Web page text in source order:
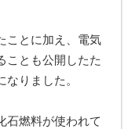
ことに加え、電気
ことも公開したた
りました。
石燃料が使われて